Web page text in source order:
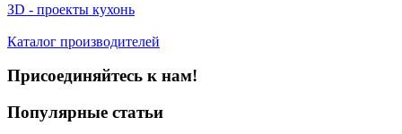
ЗD - проекты кухонь
Каталог производителей
Присоединяйтесь к нам!
Популярные статьи